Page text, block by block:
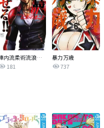
陣内流柔術流浪伝 真島、爆ぜる！！
181
暴力万歳
737